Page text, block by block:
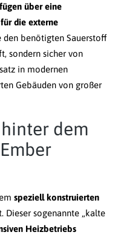
über eine
die externe
den benötigten Sauerstoff
sondern sicher von
in modernen
Gebäuden von großer
dem
speziell konstruierten
Dieser sogenannte „kalte
Heizbetriebs